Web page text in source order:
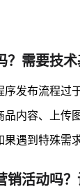
需要技术
发布流程过
品内容、上传
遇到特殊需
活动吗？